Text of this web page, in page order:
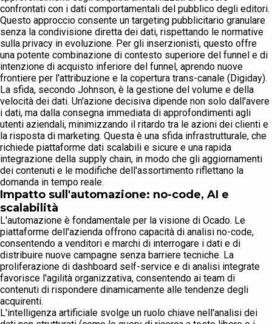
confrontati con i dati comportamentali del pubblico degli editori.
Questo approccio consente un targeting pubblicitario granulare
senza la condivisione diretta dei dati, rispettando le normative
sulla privacy in evoluzione. Per gli inserzionisti, questo offre
una potente combinazione di contesto superiore del funnel e di
intenzione di acquisto inferiore del funnel, aprendo nuove
frontiere per l'attribuzione e la copertura trans-canale (Digiday).
La sfida, secondo Johnson, è la gestione del volume e della
velocità dei dati. Un'azione decisiva dipende non solo dall'avere
i dati, ma dalla consegna immediata di approfondimenti agli
utenti aziendali, minimizzando il ritardo tra le azioni dei clienti e
la risposta di marketing. Questa è una sfida infrastrutturale, che
richiede piattaforme dati scalabili e sicure e una rapida
integrazione della supply chain, in modo che gli aggiornamenti
dei contenuti e le modifiche dell'assortimento riflettano la
domanda in tempo reale.
Impatto sull'automazione: no-code, AI e
scalabilità
L'automazione è fondamentale per la visione di Ocado. Le
piattaforme dell'azienda offrono capacità di analisi no-code,
consentendo a venditori e marchi di interrogare i dati e di
distribuire nuove campagne senza barriere tecniche. La
proliferazione di dashboard self-service e di analisi integrate
favorisce l'agilità organizzativa, consentendo ai team di
contenuti di rispondere dinamicamente alle tendenze degli
acquirenti.
L'intelligenza artificiale svolge un ruolo chiave nell'analisi dei